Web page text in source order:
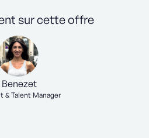
sur cette offre
& Talent Manager